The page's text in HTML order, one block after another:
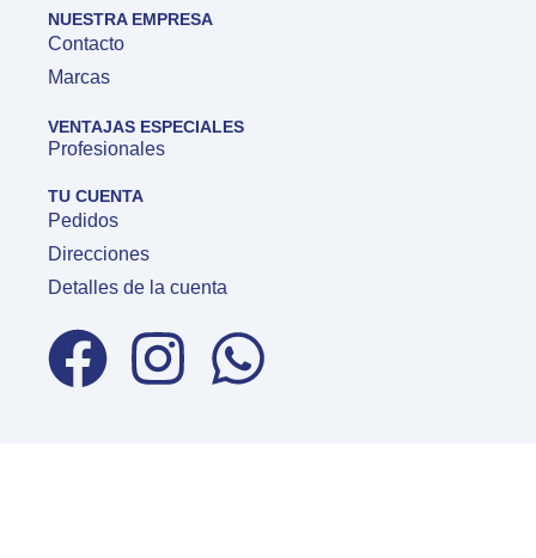
NUESTRA EMPRESA
Contacto
Marcas
VENTAJAS ESPECIALES
Profesionales
TU CUENTA
Pedidos
Direcciones
Detalles de la cuenta